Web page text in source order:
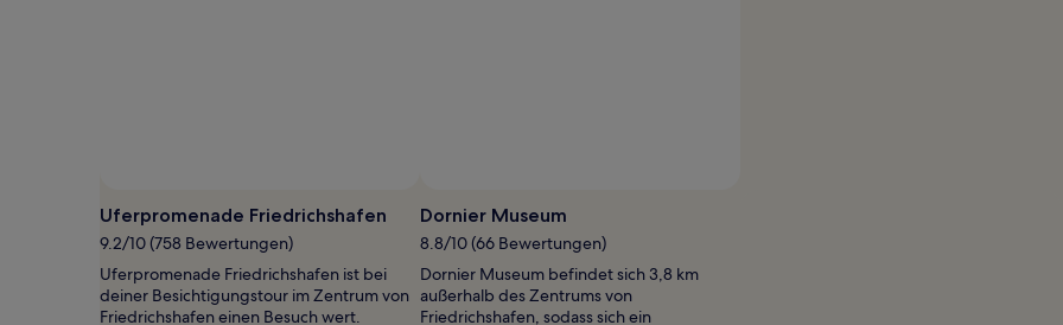
Preise
und
Verfügbarkeiten
können
sich
ändern.
Uferpromenade Friedrichshafen
9.2/10 (758 Bewertungen)
Uferpromenade Friedrichshafen ist bei
deiner Besichtigungstour im Zentrum von
Friedrichshafen einen Besuch wert.
Dornier Museum
8.8/10 (66 Bewertungen)
Dornier Museum befindet sich 3,8 km
außerhalb des Zentrums von
Friedrichshafen, sodass sich ein